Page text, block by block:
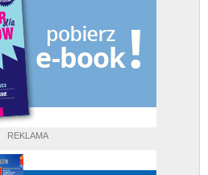
REKLAMA